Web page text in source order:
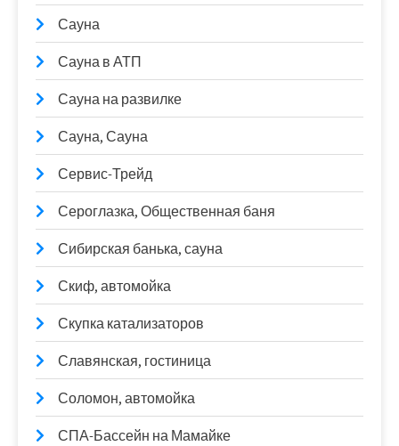
Сауна
Сауна в АТП
Сауна на развилке
Сауна, Сауна
Сервис-Трейд
Сероглазка, Общественная баня
Сибирская банька, сауна
Скиф, автомойка
Скупка катализаторов
Славянская, гостиница
Соломон, автомойка
СПА-Бассейн на Мамайке